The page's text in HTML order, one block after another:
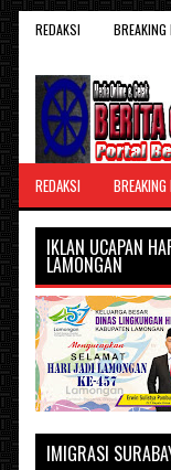
REDAKSI BREAKING
REDAKSI BREAKING
IKLAN UCAPAN
LAMONGAN
IMIGRASI